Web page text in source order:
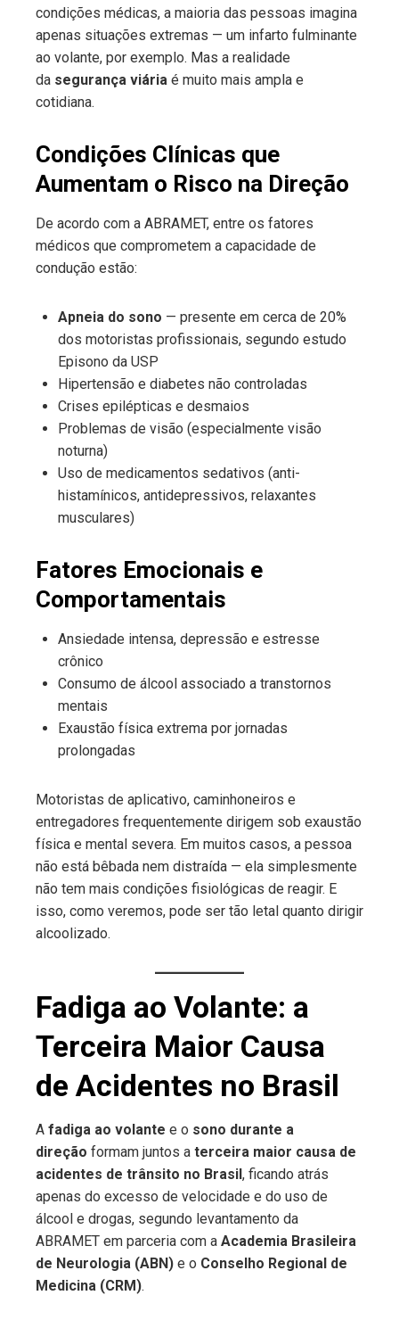
condições médicas, a maioria das pessoas imagina
apenas situações extremas — um infarto fulminante
ao volante, por exemplo. Mas a realidade
da segurança viária é muito mais ampla e
cotidiana.
Condições Clínicas que
Aumentam o Risco na Direção
De acordo com a ABRAMET, entre os fatores
médicos que comprometem a capacidade de
condução estão:
Apneia do sono — presente em cerca de 20%
dos motoristas profissionais, segundo estudo
Episono da USP
Hipertensão e diabetes não controladas
Crises epilépticas e desmaios
Problemas de visão (especialmente visão
noturna)
Uso de medicamentos sedativos (anti-
histamínicos, antidepressivos, relaxantes
musculares)
Fatores Emocionais e
Comportamentais
Ansiedade intensa, depressão e estresse
crônico
Consumo de álcool associado a transtornos
mentais
Exaustão física extrema por jornadas
prolongadas
Motoristas de aplicativo, caminhoneiros e
entregadores frequentemente dirigem sob exaustão
física e mental severa. Em muitos casos, a pessoa
não está bêbada nem distraída — ela simplesmente
não tem mais condições fisiológicas de reagir. E
isso, como veremos, pode ser tão letal quanto dirigir
alcoolizado.
Fadiga ao Volante: a
Terceira Maior Causa
de Acidentes no Brasil
A fadiga ao volante e o sono durante a
direção formam juntos a terceira maior causa de
acidentes de trânsito no Brasil, ficando atrás
apenas do excesso de velocidade e do uso de
álcool e drogas, segundo levantamento da
ABRAMET em parceria com a Academia Brasileira
de Neurologia (ABN) e o Conselho Regional de
Medicina (CRM).